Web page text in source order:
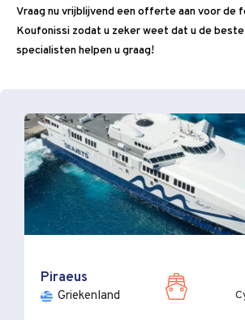
Piraeus
Griekenland
Vraag nu vrijblijvend een offerte aan voor de
Koufonissi zodat u zeker weet dat u de
specialisten helpen u graag!